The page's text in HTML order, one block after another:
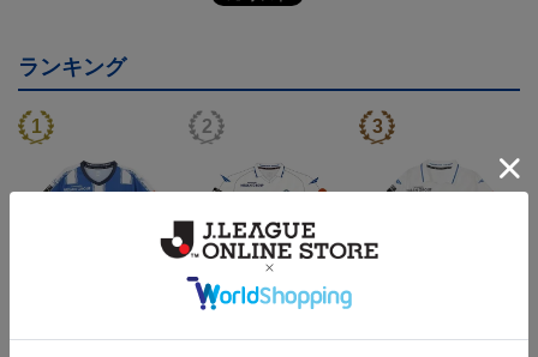
ランキング